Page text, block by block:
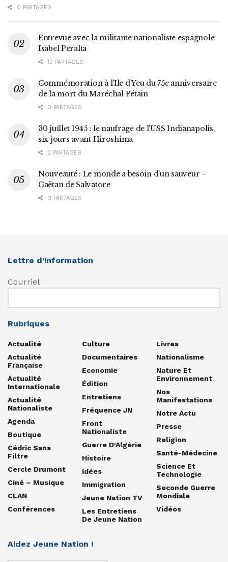
0 PARTAGES
Entrevue avec la militante nationaliste espagnole
Isabel Peralta
12 PARTAGES
Commémoration à l’Ile d’Yeu du 75e anniversaire
de la mort du Maréchal Pétain
0 PARTAGES
30 juillet 1945 : le naufrage de l’USS Indianapolis,
six jours avant Hiroshima
2 PARTAGES
Nouveauté : Le monde a besoin d’un sauveur –
Gaëtan de Salvatore
0 PARTAGES
Lettre d’information
Courriel
Rubriques
Actualité
Actualité
Française
Actualité
Internationale
Actualité
Nationaliste
Agenda
Boutique
Cédric Sans
Filtre
Cercle Drumont
Ciné – Musique
CLAN
Conférences
Culture
Documentaires
Economie
Édition
Entretiens
Fréquence JN
Front
Nationaliste
Guerre D'Algérie
Histoire
Idées
Immigration
Jeune Nation TV
Les Entretiens
De Jeune Nation
Livres
Nationalisme
Nature Et
Environnement
Nos
Manifestations
Notre Actu
Presse
Religion
Santé-Médecine
Science Et
Technologie
Seconde Guerre
Mondiale
Vidéos
Aidez Jeune Nation !